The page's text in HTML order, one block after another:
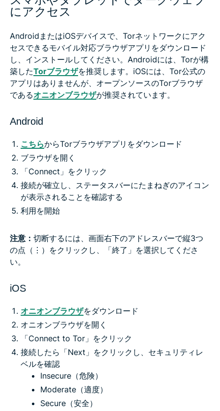
にアクセス
AndroidまたはiOSデバイスで、Torネットワークにアク
セスできるモバイル対応ブラウザアプリをダウンロード
し、インストールしてください。Androidには、Torが構
築したTorブラウザを推奨します。iOSには、Tor公式の
アプリはありませんが、オープンソースのTorブラウザ
であるオニオンブラウザが推奨されています。
Android
こちらからTorブラウザアプリをダウンロード
ブラウザを開く
「Connect」をクリック
接続が確立し、ステータスバーにたまねぎのアイコン
が表示されることを確認する
利用を開始
注意： 切断するには、画面右下のアドレスバーで縦3つ
の点（⋮）をクリックし、「終了」を選択してくださ
い。
iOS
オニオンブラウザをダウンロード
オニオンブラウザを開く
「Connect to Tor」をクリック
接続したら「Next」をクリックし、セキュリティレ
ベルを確認
Insecure（危険）
Moderate（適度）
Secure（安全）